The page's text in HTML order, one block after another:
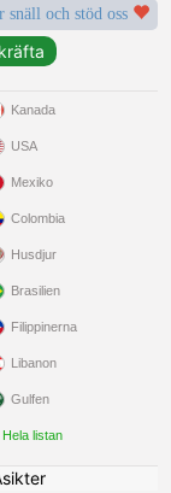
snäll och stöd oss
Kanada
USA
Mexiko
Colombia
Husdjur
Brasilien
Filippinerna
Libanon
Gulfen
Hela listan